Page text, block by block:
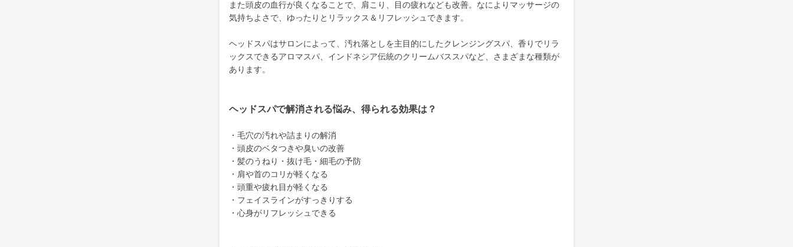
また頭皮の血行が良くなることで、肩こり、目の疲れなども改善。なによりマッサージの
気持ちよさで、ゆったりとリラックス＆リフレッシュできます。
ヘッドスパはサロンによって、汚れ落としを主目的にしたクレンジングスパ、香りでリラ
ックスできるアロマスパ、インドネシア伝統のクリームバススパなど、さまざまな種類が
あります。
ヘッドスパで解消される悩み、得られる効果は？
・毛穴の汚れや詰まりの解消
・頭皮のベタつきや臭いの改善
・髪のうねり・抜け毛・細毛の予防
・肩や首のコリが軽くなる
・頭重や疲れ目が軽くなる
・フェイスラインがすっきりする
・心身がリフレッシュできる